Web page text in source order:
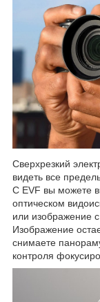
Сверхрезкий
видеть все
С EVF вы можете
оптическом
или изображение
Изображение
снимаете
контроля